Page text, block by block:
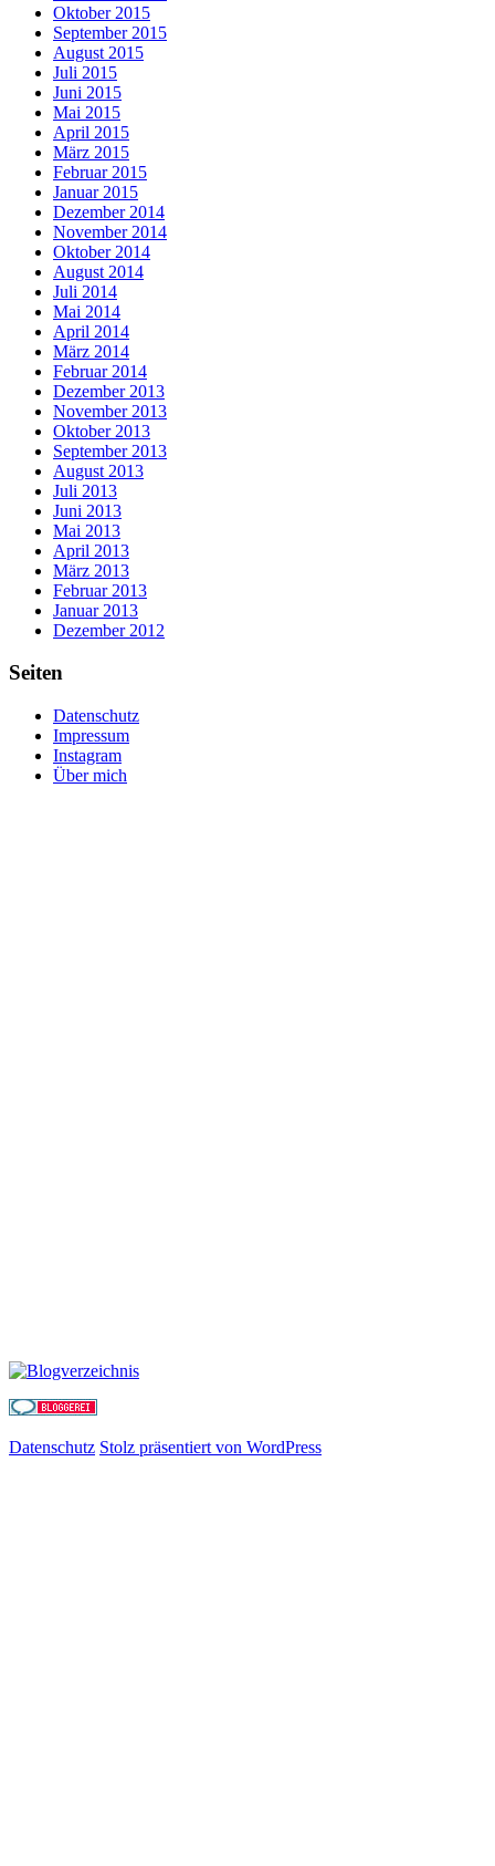
Oktober 2015
September 2015
August 2015
Juli 2015
Juni 2015
Mai 2015
April 2015
März 2015
Februar 2015
Januar 2015
Dezember 2014
November 2014
Oktober 2014
August 2014
Juli 2014
Mai 2014
April 2014
März 2014
Februar 2014
Dezember 2013
November 2013
Oktober 2013
September 2013
August 2013
Juli 2013
Juni 2013
Mai 2013
April 2013
März 2013
Februar 2013
Januar 2013
Dezember 2012
Seiten
Datenschutz
Impressum
Instagram
Über mich
Datenschutz Stolz präsentiert von WordPress